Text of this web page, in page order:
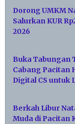
Dorong UMKM
Salurkan KUR
2026
Buka Tabungan
Cabang Pacitan
Digital CS untuk
Berkah Libur
Muda di Pacitan